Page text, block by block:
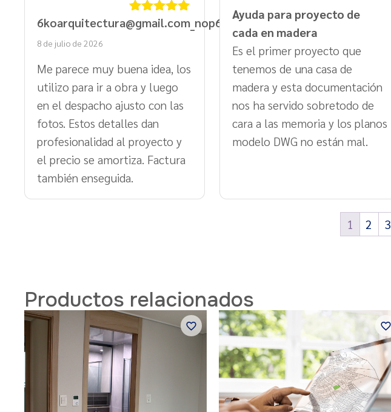
Valorado
con
6koarquitectura@gmail.com_nop6784
8 de julio de 2026
Me parece muy buena idea, los
utilizo para ir a obra y luego
en el despacho ajusto con las
fotos. Estos detalles dan
profesionalidad al proyecto y
el precio se amortiza. Factura
también enseguida.
Ayuda para proyecto de
cada en madera
Es el primer proyecto que
tenemos de una casa de
madera y esta documentación
nos ha servido sobretodo de
cara a las memoria y los planos
modelo DWG no están mal.
1 2 3
Productos relacionados